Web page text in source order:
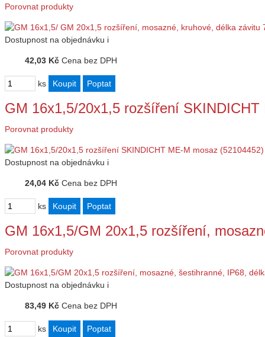
Porovnat produkty
Dostupnost na objednávku i
42,03 Kč Cena bez DPH
ks
GM 16x1,5/20x1,5 rozšíření
Porovnat produkty
Dostupnost na objednávku i
24,04 Kč Cena bez DPH
ks
GM 16x1,5/GM 20x1,5 rozšíření,
Porovnat produkty
Dostupnost na objednávku i
83,49 Kč Cena bez DPH
ks